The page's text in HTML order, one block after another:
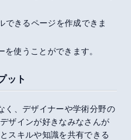
できるページを作成できま
使うことができます。
ット
く、デザイナーや学術分野の
ザインが好きなみなさんが
スキルや知識を共有できる